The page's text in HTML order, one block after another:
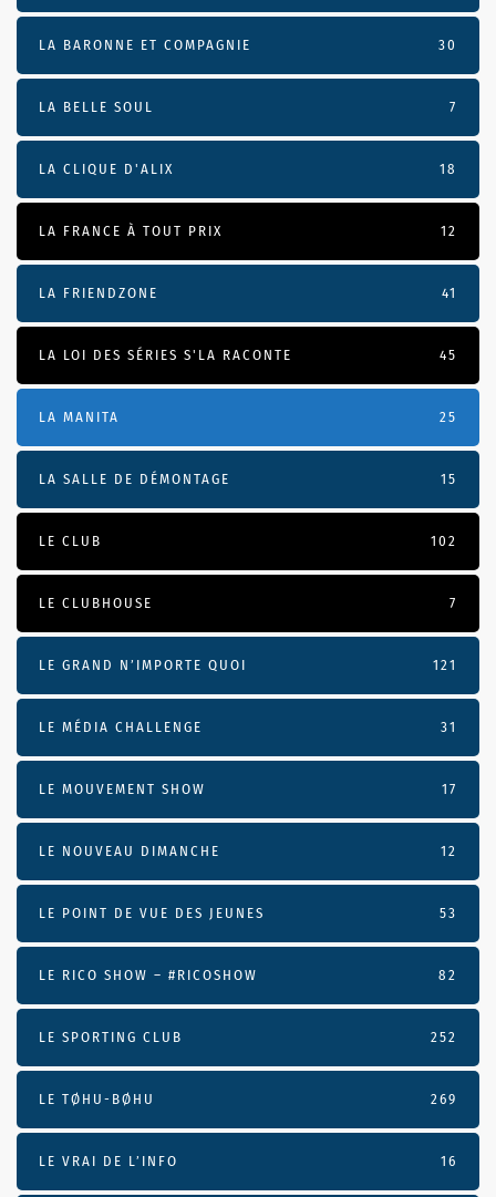
LA BARONNE ET COMPAGNIE 30
LA BELLE SOUL 7
LA CLIQUE D'ALIX 18
LA FRANCE À TOUT PRIX 12
LA FRIENDZONE 41
LA LOI DES SÉRIES S'LA RACONTE 45
LA MANITA 25
LA SALLE DE DÉMONTAGE 15
LE CLUB 102
LE CLUBHOUSE 7
LE GRAND N’IMPORTE QUOI 121
LE MÉDIA CHALLENGE 31
LE MOUVEMENT SHOW 17
LE NOUVEAU DIMANCHE 12
LE POINT DE VUE DES JEUNES 53
LE RICO SHOW – #RICOSHOW 82
LE SPORTING CLUB 252
LE TØHU-BØHU 269
LE VRAI DE L’INFO 16